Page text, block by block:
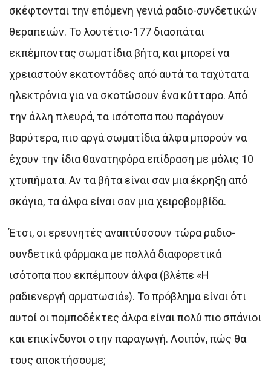
σκέφτονται την επόμενη γενιά ραδιο-συνδετικών
θεραπειών. Το λουτέτιο-177 διασπάται
εκπέμποντας σωματίδια βήτα, και μπορεί να
χρειαστούν εκατοντάδες από αυτά τα ταχύτατα
ηλεκτρόνια για να σκοτώσουν ένα κύτταρο. Από
την άλλη πλευρά, τα ισότοπα που παράγουν
βαρύτερα, πιο αργά σωματίδια άλφα μπορούν να
έχουν την ίδια θανατηφόρα επίδραση με μόλις 10
χτυπήματα. Αν τα βήτα είναι σαν μια έκρηξη από
σκάγια, τα άλφα είναι σαν μια χειροβομβίδα.
Έτσι, οι ερευνητές αναπτύσσουν τώρα ραδιο-
συνδετικά φάρμακα με πολλά διαφορετικά
ισότοπα που εκπέμπουν άλφα (βλέπε «Η
ραδιενεργή αρματωσιά»). Το πρόβλημα είναι ότι
αυτοί οι πομποδέκτες άλφα είναι πολύ πιο σπάνιοι
και επικίνδυνοι στην παραγωγή. Λοιπόν, πώς θα
τους αποκτήσουμε;